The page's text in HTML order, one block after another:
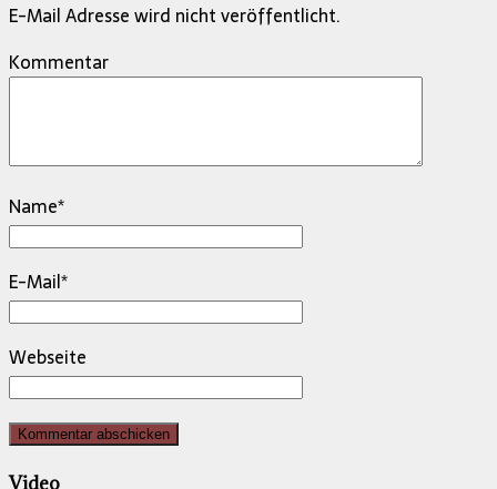
E-Mail Adresse wird nicht veröffentlicht.
Kommentar
Name*
E-Mail*
Webseite
Video